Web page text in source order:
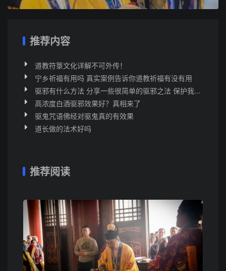
推荐内容
道教符箓文化详解不可外传！
宁乡祈福有用吗 真实案例告诉你道教祈福有没有用
驱邪有什么方法 分享一些很简单的驱邪之法 保护我...
高浓度白酒驱邪效果好？真相来了
驱鬼咒语佛经对驱鬼真的有效果
道长做的法术好吗
推荐阅读